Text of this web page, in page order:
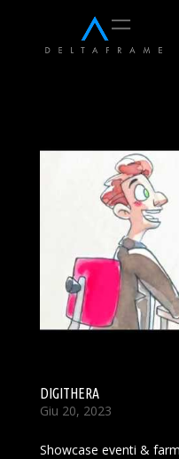
DIGITHERA
Giu 20, 2023
Showcase eventi &